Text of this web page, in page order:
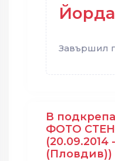
Завършил
В
ФОТО
(20.09.2014
(Пловдив))